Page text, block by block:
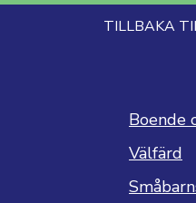
TILLBAKA
Boende
Välfärd